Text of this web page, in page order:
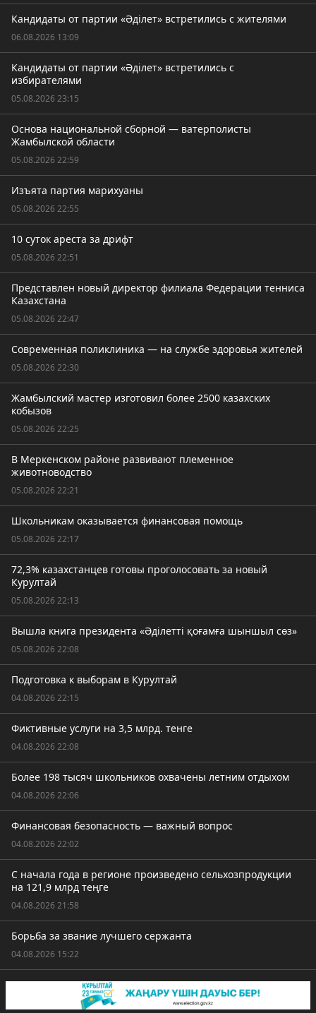
Кандидаты от партии «Әділет» встретились с жителями
06.08.2026 13:09
Кандидаты от партии «Әділет» встретились с
избирателями
05.08.2026 23:15
Основа национальной сборной — ватерполисты
Жамбылской области
05.08.2026 22:59
Изъята партия марихуаны
05.08.2026 22:55
10 суток ареста за дрифт
05.08.2026 22:51
Представлен новый директор филиала Федерации тенниса
Казахстана
05.08.2026 22:47
Современная поликлиника — на службе здоровья жителей
05.08.2026 22:30
Жамбылский мастер изготовил более 2500 казахских
кобызов
05.08.2026 22:25
В Меркенском районе развивают племенное
животноводство
05.08.2026 22:21
Школьникам оказывается финансовая помощь
05.08.2026 22:17
72,3% казахстанцев готовы проголосовать за новый
Курултай
05.08.2026 22:13
Вышла книга президента «Әділетті қоғамға шыншыл сөз»
05.08.2026 22:08
Подготовка к выборам в Курултай
04.08.2026 22:15
Фиктивные услуги на 3,5 млрд. тенге
04.08.2026 22:08
Более 198 тысяч школьников охвачены летним отдыхом
04.08.2026 22:06
Финансовая безопасность — важный вопрос
04.08.2026 22:02
С начала года в регионе произведено сельхозпродукции
на 121,9 млрд теңге
04.08.2026 21:58
Борьба за звание лучшего сержанта
04.08.2026 15:22